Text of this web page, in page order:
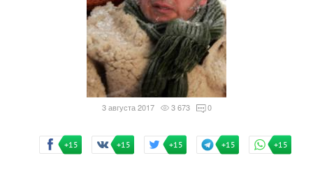
3 августа 2017 3 673 0
+15 +15 +15 +15 +15